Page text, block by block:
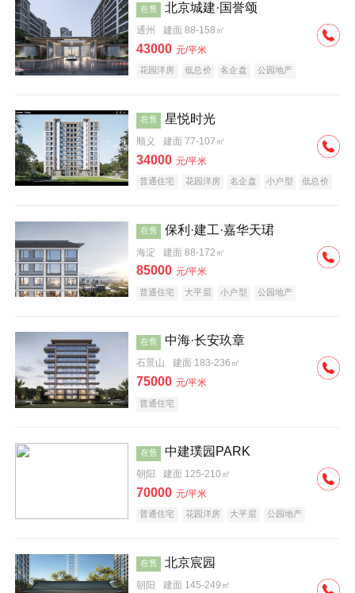
在售 北京城建·国誉颂
通州 建面 88-158㎡
43000 元/平米
花园洋房 低总价 名企盘 公园地产
在售 星悦时光
顺义 建面 77-107㎡
34000 元/平米
普通住宅 花园洋房 名企盘 小户型 低总价
在售 保利·建工·嘉华天珺
海淀 建面 88-172㎡
85000 元/平米
普通住宅 大平层 小户型
公园地产
在售 中海·长安玖章
石景山 建面 183-236㎡
75000 元/平米
普通住宅
在售 中建璞园PARK
朝阳 建面 125-210㎡
70000 元/平米
普通住宅 花园洋房 大平层
公园地产
在售 北京宸园
朝阳 建面 145-249㎡